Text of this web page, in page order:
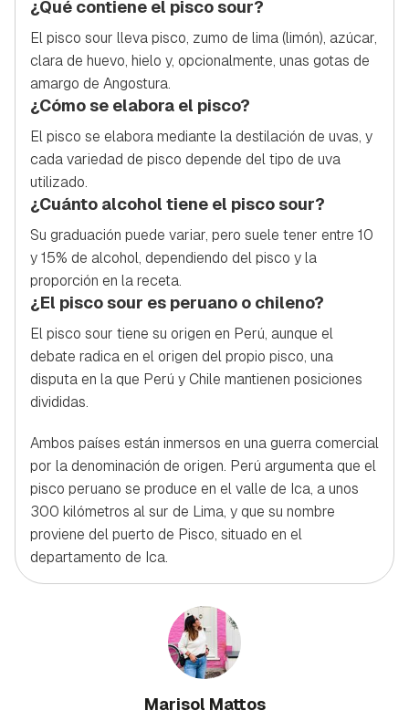
¿Qué contiene el pisco sour?
El pisco sour lleva pisco, zumo de lima (limón), azúcar,
clara de huevo, hielo y, opcionalmente, unas gotas de
amargo de Angostura.
¿Cómo se elabora el pisco?
El pisco se elabora mediante la destilación de uvas, y
cada variedad de pisco depende del tipo de uva
utilizado.
¿Cuánto alcohol tiene el pisco sour?
Su graduación puede variar, pero suele tener entre 10
y 15% de alcohol, dependiendo del pisco y la
proporción en la receta.
¿El pisco sour es peruano o chileno?
El pisco sour tiene su origen en Perú, aunque el
debate radica en el origen del propio pisco, una
disputa en la que Perú y Chile mantienen posiciones
divididas.
Ambos países están inmersos en una guerra comercial
por la denominación de origen. Perú argumenta que el
pisco peruano se produce en el valle de Ica, a unos
300 kilómetros al sur de Lima, y que su nombre
proviene del puerto de Pisco, situado en el
departamento de Ica.
Marisol Mattos